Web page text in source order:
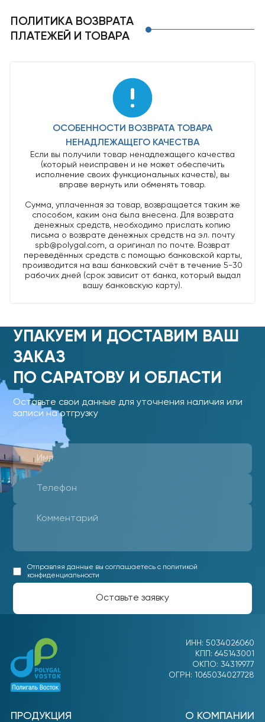
ПОЛИТИКА ВОЗВРАТА
ПЛАТЕЖЕЙ И ТОВАРА
ОСОБЕННОСТИ ВОЗВРАТА ТОВАРА
НЕНАДЛЕЖАЩЕГО КАЧЕСТВА
Если вы получили товар ненадлежащего качества
(который неисправен и не может обеспечить
исполнение своих функциональных качеств), вы
вправе вернуть или обменять товар.
Сумма, уплаченная за товар, возвращается таким же
способом, каким она была внесена. Для возврата
денежных средств, необходимо прислать копию
письма о возврате денежных средств на эл. почту
spb@polygal.com, а оригинал по почте. Возврат
переведённых средств с помощью банковской карты,
производится на ваш банковский счёт в течение 5-30
рабочих дней (срок зависит от банка, который выдал
вашу банковскую карту).
УПАКУЕМ И ДОСТАВИМ ВАШ
ЗАКАЗ
ПО САРАТОВУ И ОБЛАСТИ
Оставьте свои данные для уточнения наличия или
записи на отгрузку
Отправляя данные вы соглашаетесь с политикой
конфиденциальности
Оставьте заявку
ИНН: 5034026060
КПП: 645143001
ОКПО: 34319977
ОГРН: 1065034027728
ПРОДУКЦИЯ О КОМПАНИИ